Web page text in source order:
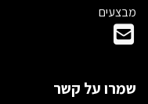
מבצעים
שמרו על קשר